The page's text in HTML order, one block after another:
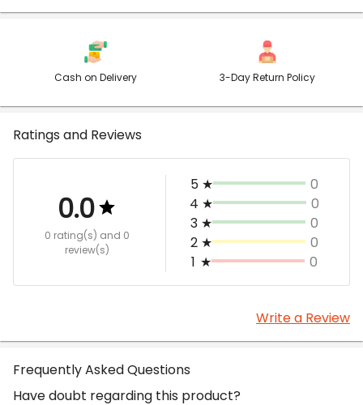
Cash on Delivery 3-Day Return Policy
Ratings and Reviews
0.0
0 rating(s) and 0
review(s)
5 ★
0
4 ★
0
3 ★
0
2 ★
0
1 ★ 0
Write a Review
Frequently Asked Questions
Have doubt regarding this product?